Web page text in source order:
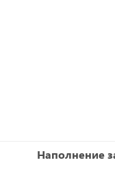
Наполнение